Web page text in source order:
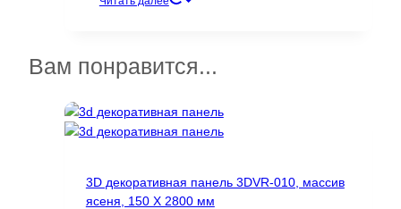
вариаций.
можно
выбрать
странице
товара.
Вам понравится...
3D декоративная панель 3DVR-010, массив
ясеня, 150 Х 2800 мм